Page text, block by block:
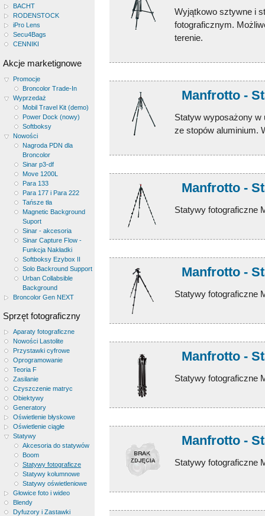
BACHT
RODENSTOCK
iPro Lens
Secu4Bags
CENNIKI
Akcje marketignowe
Promocje
Broncolor Trade-In
Wyprzedaż
Mobil Travel Kit (demo)
Power Dock (nowy)
Softboksy
Nowości
Nagroda PDN dla
Broncolor
Sinar p3-df
Move 1200L
Para 133
Para 177 i Para 222
Tańsze tła
Magnetic Background
Suport
Sinar - akcesoria
Sinar Capture Flow -
Funkcja Nakładki
Softboksy Ezybox II
Solo Backround Support
Urban Collabsible
Background
Broncolor Gen NEXT
Sprzęt fotograficzny
Aparaty fotograficzne
Nowości Lastolite
Przystawki cyfrowe
Oprogramowanie
Teoria F
Zasilanie
Czyszczenie matryc
Obiektywy
Generatory
Oświetlenie błyskowe
Oświetlenie ciągłe
Statywy
Akcesoria do statywów
Boom
Statywy fotograficze
Statywy kolumnowe
Statywy oświetleniowe
Głowice foto i wideo
Blendy
Dyfuzory i Zastawki
Wyjątkowo sztywne i
fotograficznym.
terenie.
Manfrotto -
Statyw wyposażony w
ze stopów aluminium.
Manfrotto -
Statywy fotograficzne
Manfrotto -
Statywy fotograficzne
Manfrotto -
Statywy fotograficzne
Manfrotto -
Statywy fotograficzne